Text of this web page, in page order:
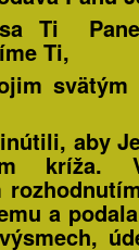
sa Ti
Ti,
svätým
aby
kríža.
a